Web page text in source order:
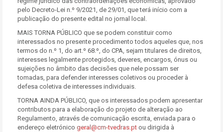
pelo Decreto-Lei n.º 9/2021, de 29/01, que terá início com a
publicação do presente edital no jornal local.
MAIS TORNA PÚBLICO que se podem constituir como
interessados no presente procedimento todos aqueles que, nos
termos do n.º 1, do art.º 68.º, do CPA, sejam titulares de direitos,
interesses legalmente protegidos, deveres, encargos, ónus ou
sujeições no âmbito das decisões que nele possam ser
tomadas, para defender interesses coletivos ou proceder à
defesa coletiva de interesses individuais.
TORNA AINDA PÚBLICO, que os interessados podem apresentar
contributos para a elaboração do projeto de alteração ao
Regulamento, através de comunicação escrita, enviada para o
endereço eletrónico geral@cm-tvedras.pt ou dirigida à